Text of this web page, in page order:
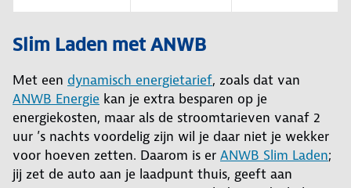
Slim Laden met ANWB
Met een dynamisch energietarief, zoals dat van
ANWB Energie kan je extra besparen op je
energiekosten, maar als de stroomtarieven vanaf 2
uur ’s nachts voordelig zijn wil je daar niet je wekker
voor hoeven zetten. Daarom is er ANWB Slim Laden;
jij zet de auto aan je laadpunt thuis, geeft aan